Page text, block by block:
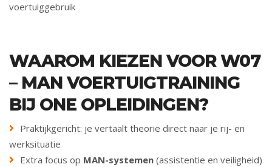
voertuiggebruik
WAAROM KIEZEN VOOR W07
– MAN VOERTUIGTRAINING
BIJ ONE OPLEIDINGEN?
Praktijkgericht: je vertaalt theorie direct naar je rij- en
werksituatie
Extra focus op MAN-systemen (assistentie en veiligheid)